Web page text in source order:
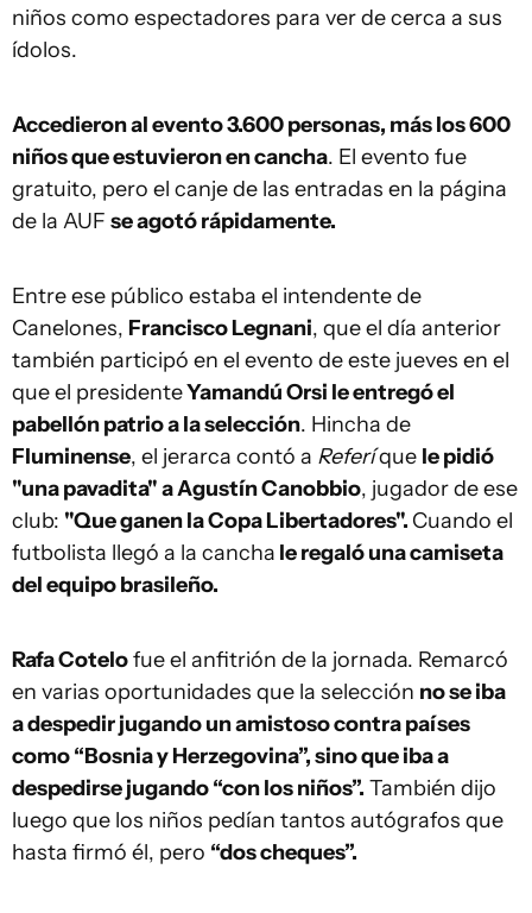
niños como espectadores para ver de cerca a sus
ídolos.
Accedieron al evento 3.600 personas, más los 600
niños que estuvieron en cancha. El evento fue
gratuito, pero el canje de las entradas en la página
de la AUF se agotó rápidamente.
Entre ese público estaba el intendente de
Canelones, Francisco Legnani, que el día anterior
también participó en el evento de este jueves en el
que el presidenteYamandú Orsi le entregó el
pabellón patrio a la selección. Hincha de
Fluminense, el jerarca contó a Referíque le pidió
"una pavadita" a Agustín Canobbio, jugador de ese
club: "Que ganen la Copa Libertadores". Cuando el
futbolista llegó a la cancha le regaló una camiseta
del equipo brasileño.
Rafa Cotelofue el anfitrión de la jornada. Remarcó
en varias oportunidades que la selección no se iba
a despedir jugando un amistoso contra países
como “Bosnia y Herzegovina”, sino que iba a
despedirse jugando “con los niños”. También dijo
luego que los niños pedían tantos autógrafos que
hasta firmó él, pero “dos cheques”.